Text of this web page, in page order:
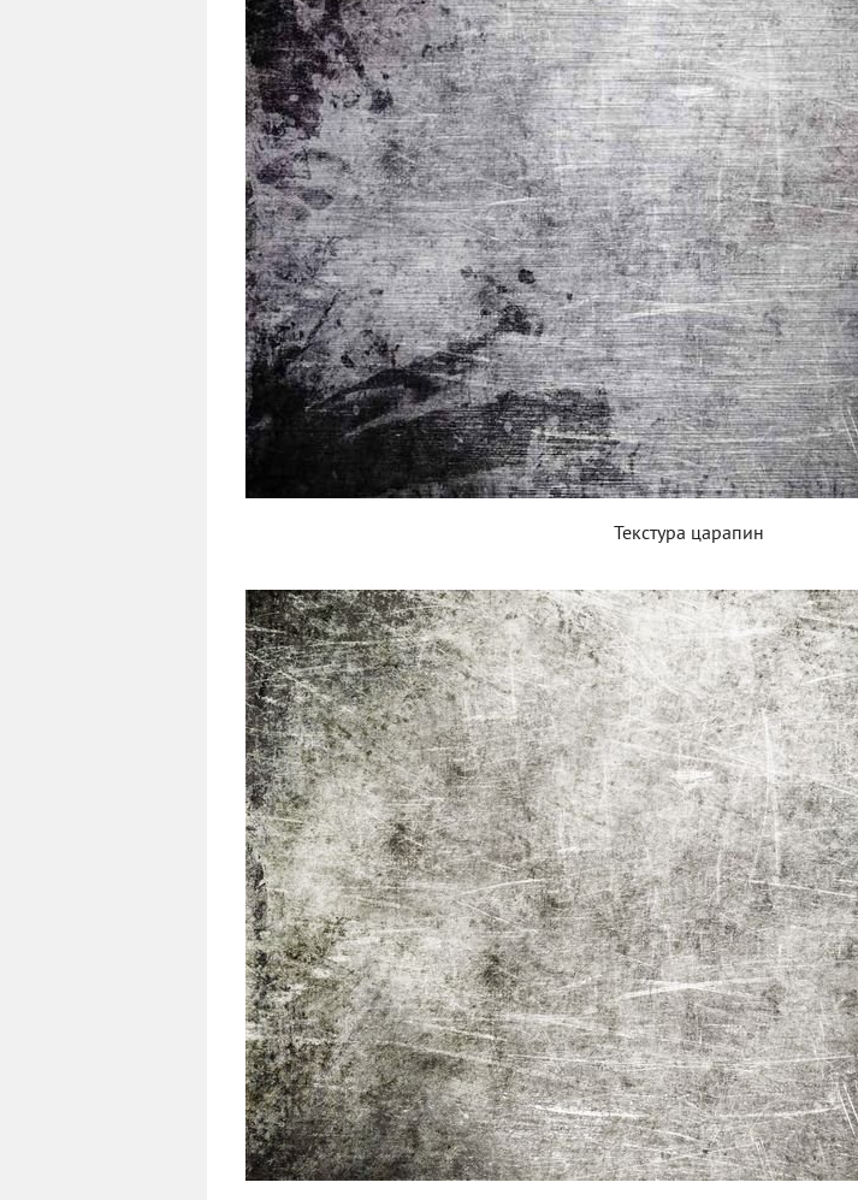
Текстура царапин